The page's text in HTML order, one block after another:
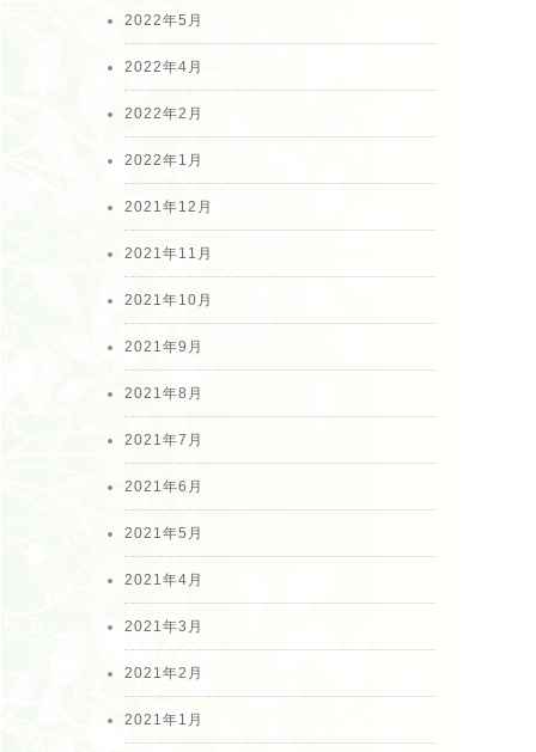
2022年5月
2022年4月
2022年2月
2022年1月
2021年12月
2021年11月
2021年10月
2021年9月
2021年8月
2021年7月
2021年6月
2021年5月
2021年4月
2021年3月
2021年2月
2021年1月